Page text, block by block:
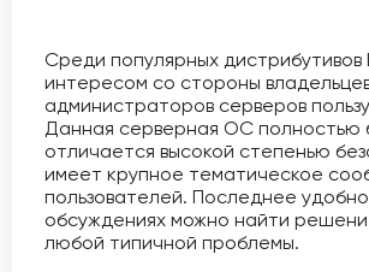
Среди популярных дистрибутивов
интересом со стороны
администраторов серверов
Данная серверная ОС полностью
отличается высокой степенью
имеет крупное тематическое
пользователей. Последнее
обсуждениях можно найти
любой типичной проблемы.